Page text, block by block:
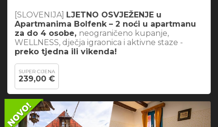
[SLOVENIJA] LJETNO OSVJEŽENJE u
Apartmanima Bolfenk – 2 noći u apartmanu
za do 4 osobe, neograničeno kupanje,
WELLNESS, dječja igraonica i aktivne staze -
preko tjedna ili vikenda!
SUPER CIJENA
239,00 €